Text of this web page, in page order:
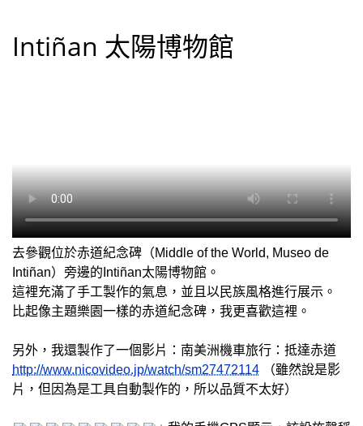
Intiñan 太陽博物館
去參觀位於赤道紀念碑（Middle of the World, Museo de
Intiñan）旁邊的Intiñan太陽博物館。
這裡充滿了手工製作的氣息，並且以民族風格進行展示。
比起像主題樂園一樣的赤道紀念碑，我更喜歡這裡。
另外，我還製作了一個影片：南美洲機車旅行：抵達赤道
http://www.nicovideo.jp/watch/sm27472114 （雖然說是影
片，但因為是工具自動製作的，所以品質不太好）